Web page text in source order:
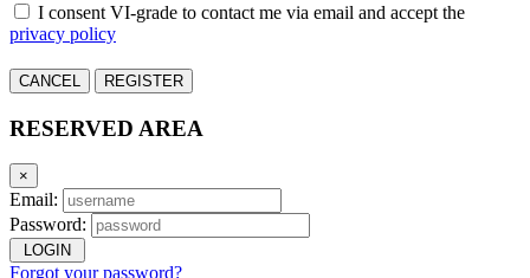
I consent VI-grade to contact me via email and accept the
privacy policy
CANCEL REGISTER
RESERVED AREA
×
Email:
Password:
LOGIN
Forgot your password?